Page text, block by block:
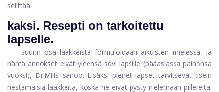
selittää.
kaksi. Resepti on tarkoitettu
lapselle.
Suurin osa lääkkeistä formuloidaan aikuisten mielessä, ja
nämä annokset eivät yleensä sovi lapsille (pääasiassa painonsa
vuoksi), Dr.Mills sanoo. Lisäksi pienet lapset tarvitsevat usein
nestemäisiä lääkkeitä, koska he eivät pysty nielemään pillereitä.